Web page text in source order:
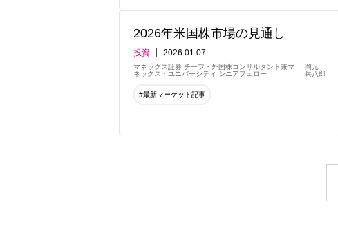
2026年米国株市場の見通し
投資 2026.01.07
マネックス証券 チーフ・外国株コンサルタント兼マ
ネックス・ユニバーシティ シニアフェロー
岡元
兵八郎
#最新マーケット記事